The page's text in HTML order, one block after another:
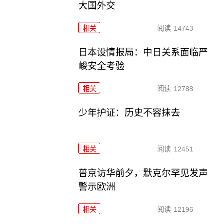
大国外交
相关 阅读 14743
日本设情报局：中日关系面临严
峻安全考验
相关 阅读 12788
少年护证：历史不容抹去
相关 阅读 12451
普京访华前夕，默克尔罕见发声
警示欧洲
相关 阅读 12196